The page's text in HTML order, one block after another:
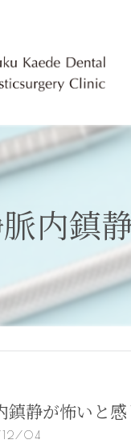
内鎮
鎮静が怖いと
04